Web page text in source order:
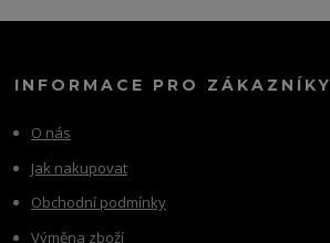
INFORMACE PRO ZÁKAZNÍKY
O nás
Jak nakupovat
Obchodní podmínky
Výměna zboží